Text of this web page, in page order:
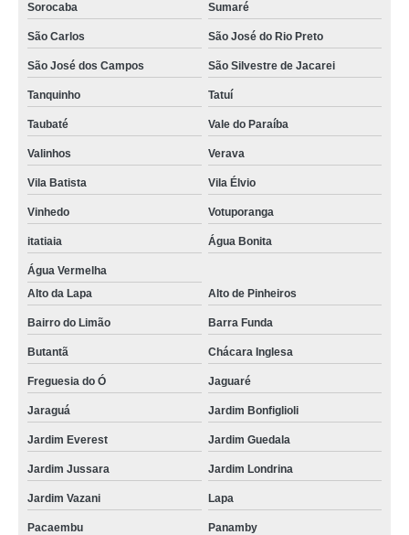
Sorocaba Sumaré
São Carlos São José do Rio Preto
São José dos Campos São Silvestre de Jacarei
Tanquinho Tatuí
Taubaté Vale do Paraíba
Valinhos Verava
Vila Batista Vila Élvio
Vinhedo Votuporanga
itatiaia Água Bonita
Água Vermelha
Alto da Lapa
Alto de Pinheiros
Bairro do Limão Barra Funda
Butantã Chácara Inglesa
Freguesia do Ó Jaguaré
Jaraguá Jardim Bonfiglioli
Jardim Everest Jardim Guedala
Jardim Jussara Jardim Londrina
Jardim Vazani Lapa
Pacaembu Panamby